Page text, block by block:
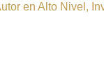
en Alto Nivel,